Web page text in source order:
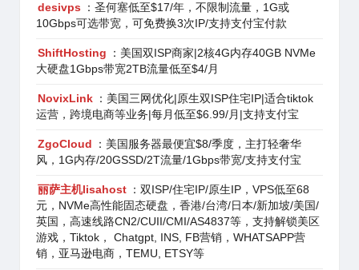
desivps
：圣何塞低至$17/年，不限制流量，1G或
10Gbps可选带宽，可免费换3次IP/支持支付宝付款
ShiftHosting
：美国双ISP商家|2核4G内存40GB NVMe
大硬盘1Gbps带宽2TB流量低至$4/月
NovixLink ：美国三网优化|原生双ISP住宅IP|适合tiktok
运营，跨境电商等业务|每月低至$6.99/月|支持支付宝
ZgoCloud
：美国服务器最便宜$8/季度，主打轻奢华
风，1G内存/20GSSD/2T流量/1Gbps带宽/支持支付宝
丽萨主机lisahost ：双ISP/住宅IP/原生IP，VPS低至68
元，NVMe高性能固态硬盘，香港/台湾/日本/新加坡/美国/
英国，高速线路CN2/CUII/CMI/AS4837等，支持解锁美区
游戏，Tiktok， Chatgpt, INS, FB营销，WHATSAPP营
销，亚马逊电商，TEMU, ETSY等